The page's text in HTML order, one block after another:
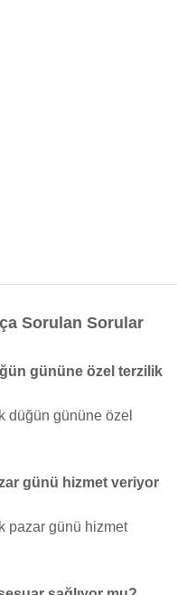
Sorulan Sorular
gününe özel terzilik
düğün gününe özel
günü hizmet veriyor
pazar günü hizmet